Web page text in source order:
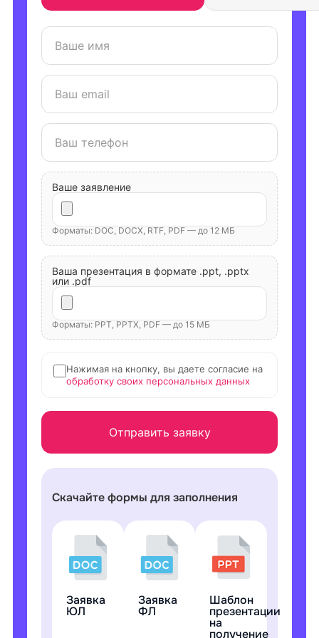
Ваше заявление
Форматы: DOC, DOCX, RTF, PDF — до 12 МБ
Ваша презентация в формате .ppt, .pptx
или .pdf
Форматы: PPT, PPTX, PDF — до 15 МБ
Нажимая на кнопку, вы даете согласие на
обработку своих персональных данных
Отправить заявку
Скачайте формы для заполнения
Заявка
ЮЛ
Заявка
ФЛ
Шаблон
презентации
на
получение